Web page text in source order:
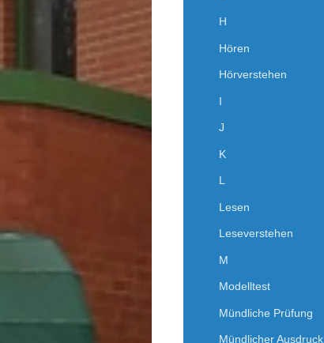
H
Hören
Hörverstehen
I
J
K
L
Lesen
Leseverstehen
M
Modelltest
Mündliche Prüfung
Mündlicher Ausdruck